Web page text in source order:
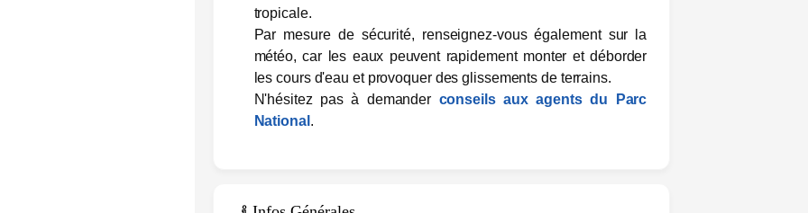
tropicale.
Par mesure de sécurité, renseignez-vous également sur la
météo, car les eaux peuvent rapidement monter et déborder
les cours d'eau et provoquer des glissements de terrains.
N'hésitez pas à demander conseils aux agents du Parc
National .